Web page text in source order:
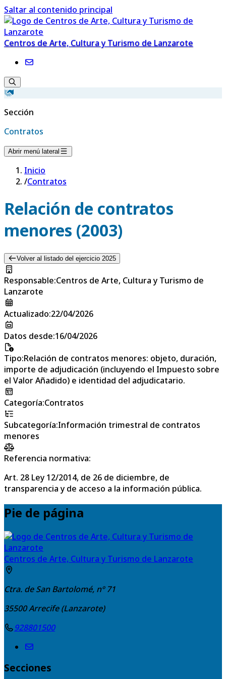
Saltar al contenido principal
Centros de Arte, Cultura y Turismo de Lanzarote
Sección
Contratos
Abrir menú lateral
Inicio
/Contratos
Relación de contratos
menores (2003)
Volver al listado del ejercicio 2025
Responsable:Centros de Arte, Cultura y Turismo de
Lanzarote
Actualizado:22/04/2026
Datos desde:16/04/2026
Tipo:Relación de contratos menores: objeto, duración,
importe de adjudicación (incluyendo el Impuesto sobre
el Valor Añadido) e identidad del adjudicatario.
Categoría:Contratos
Subcategoría:Información trimestral de contratos
menores
Referencia normativa:
Art. 28 Ley 12/2014, de 26 de diciembre, de
transparencia y de acceso a la información pública.
Pie de página
Centros de Arte, Cultura y Turismo de Lanzarote
Ctra. de San Bartolomé, nº 71
35500Arrecife (Lanzarote)
928801500
Secciones